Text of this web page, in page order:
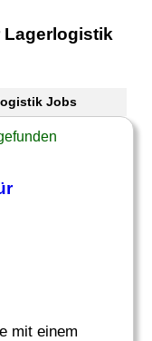
Lagerlogistik
Jobs
mit einem